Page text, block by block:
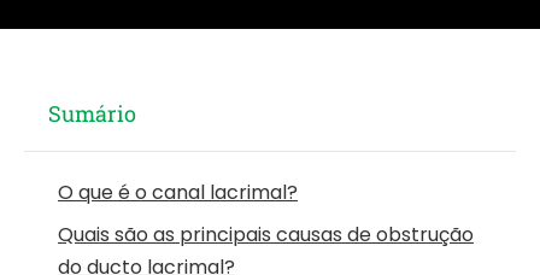
Sumário
O que é o canal lacrimal?
Quais são as principais causas de obstrução
do ducto lacrimal?